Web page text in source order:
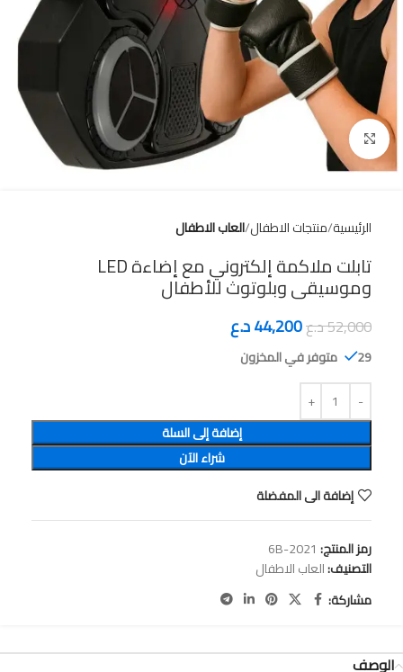
Click to enlarge
الرئيسية منتجات الاطفال العاب الاطفال
تابلت ملاكمة إلكتروني مع إضاءة LED
وموسيقى وبلوتوث للأطفال
52,000د.ع44,200د.ع
29 متوفر في المخزون
إضافة إلى السلة
شراء الآن
إضافة الى المفضلة
رمز المنتج: 2021-6B
التصنيف:العاب الاطفال
مشاركة:
الوصف